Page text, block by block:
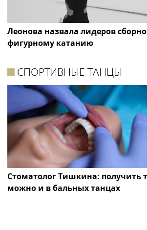
Леонова назвала лидеров
фигурному катанию
СПОРТИВНЫЕ ТАНЦЫ
Стоматолог Тишкина: получить
можно и в бальных танцах